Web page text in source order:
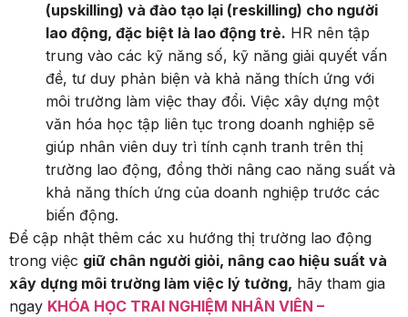
(upskilling) và đào tạo lại (reskilling) cho người
lao động, đặc biệt là lao động trẻ. HR nên tập
trung vào các kỹ năng số, kỹ năng giải quyết vấn
đề, tư duy phản biện và khả năng thích ứng với
môi trường làm việc thay đổi. Việc xây dựng một
văn hóa học tập liên tục trong doanh nghiệp sẽ
giúp nhân viên duy trì tính cạnh tranh trên thị
trường lao động, đồng thời nâng cao năng suất và
khả năng thích ứng của doanh nghiệp trước các
biến động.
Để cập nhật thêm các xu hướng thị trường lao động
trong việc giữ chân người giỏi, nâng cao hiệu suất và
xây dựng môi trường làm việc lý tưởng, hãy tham gia
ngay KHÓA HỌC TRAI NGHIỆM NHÂN VIÊN –